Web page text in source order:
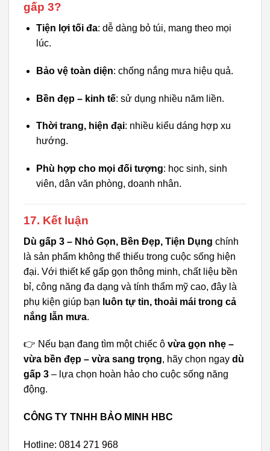
gấp 3?
Tiện lợi tối đa: dễ dàng bỏ túi, mang theo mọi
lúc.
Bảo vệ toàn diện: chống nắng mưa hiệu quả.
Bền đẹp – kinh tế: sử dụng nhiều năm liền.
Thời trang, hiện đại: nhiều kiểu dáng hợp xu
hướng.
Phù hợp cho mọi đối tượng: học sinh, sinh
viên, dân văn phòng, doanh nhân.
17. Kết luận
Dù gấp 3 – Nhỏ Gọn, Bền Đẹp, Tiện Dụng chính
là sản phẩm không thể thiếu trong cuộc sống hiện
đại. Với thiết kế gấp gọn thông minh, chất liệu bền
bỉ, công năng đa dạng và tính thẩm mỹ cao, đây là
phụ kiện giúp bạn luôn tự tin, thoải mái trong cả
nắng lẫn mưa.
👉 Nếu bạn đang tìm một chiếc ô vừa gọn nhẹ –
vừa bền đẹp – vừa sang trọng, hãy chọn ngay dù
gấp 3 – lựa chọn hoàn hảo cho cuộc sống năng
động.
CÔNG TY TNHH BẢO MINH HBC
Hotline: 0814 271 968